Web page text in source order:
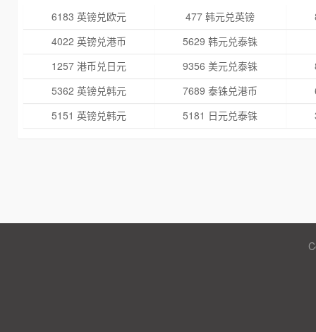
6183 英镑兑欧元 477 韩元兑英镑
4022 英镑兑港币
5629 韩元兑泰铢
1257 港币兑日元
9356 美元兑泰铢
5362 英镑兑韩元
7689 泰铢兑港币
5151 英镑兑韩元
5181 日元兑泰铢